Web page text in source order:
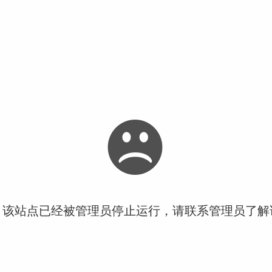
站点已经被管理员停止运行，请联系管理员了